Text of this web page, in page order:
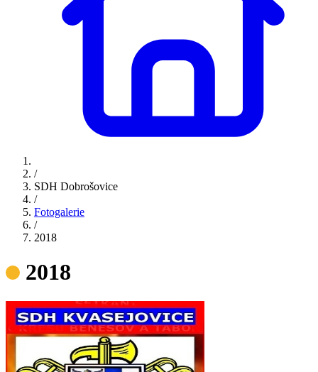
/
SDH Dobrošovice
/
Fotogalerie
/
2018
2018